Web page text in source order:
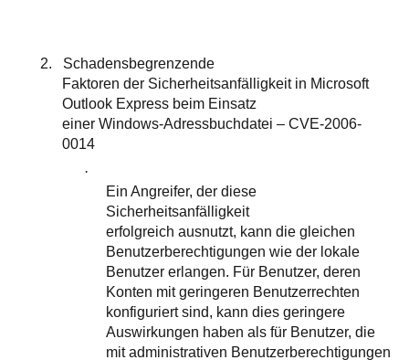
2.
Schadensbegrenzende
Faktoren der Sicherheitsanfälligkeit in Microsoft
Outlook Express beim Einsatz
einer Windows-Adressbuchdatei – CVE-2006-
0014
·
Ein Angreifer, der diese
Sicherheitsanfälligkeit
erfolgreich ausnutzt, kann die gleichen
Benutzerberechtigungen wie der lokale
Benutzer erlangen. Für Benutzer, deren
Konten mit geringeren Benutzerrechten
konfiguriert sind, kann dies geringere
Auswirkungen haben als für Benutzer, die
mit administrativen Benutzerberechtigungen